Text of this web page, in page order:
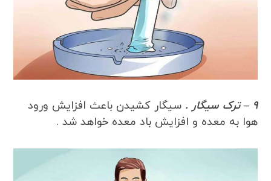
9 – ترک سیگار .
سیگار کشیدن باعث افزایش ورود
هوا به معده و افزایش باد معده خواهد شد .